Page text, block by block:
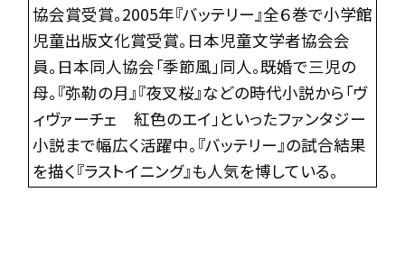
協会賞受賞。2005年『バッテリー』全６巻で小学館
児童出版文化賞受賞。日本児童文学者協会会
員。日本同人協会「季節風」同人。既婚で三児の
母。『弥勒の月』『夜叉桜』などの時代小説から「ヴ
ィヴァーチェ 紅色のエイ」といったファンタジー
小説まで幅広く活躍中。『バッテリー』の試合結果
を描く『ラストイニング』も人気を博している。